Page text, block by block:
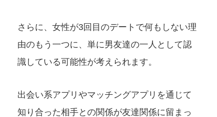
さらに、女性が3回目のデートで何もしない理
由のもう一つに、単に男友達の一人として認
識している可能性が考えられます。
出会い系アプリやマッチングアプリを通じて
知り合った相手との関係が友達関係に留まっ